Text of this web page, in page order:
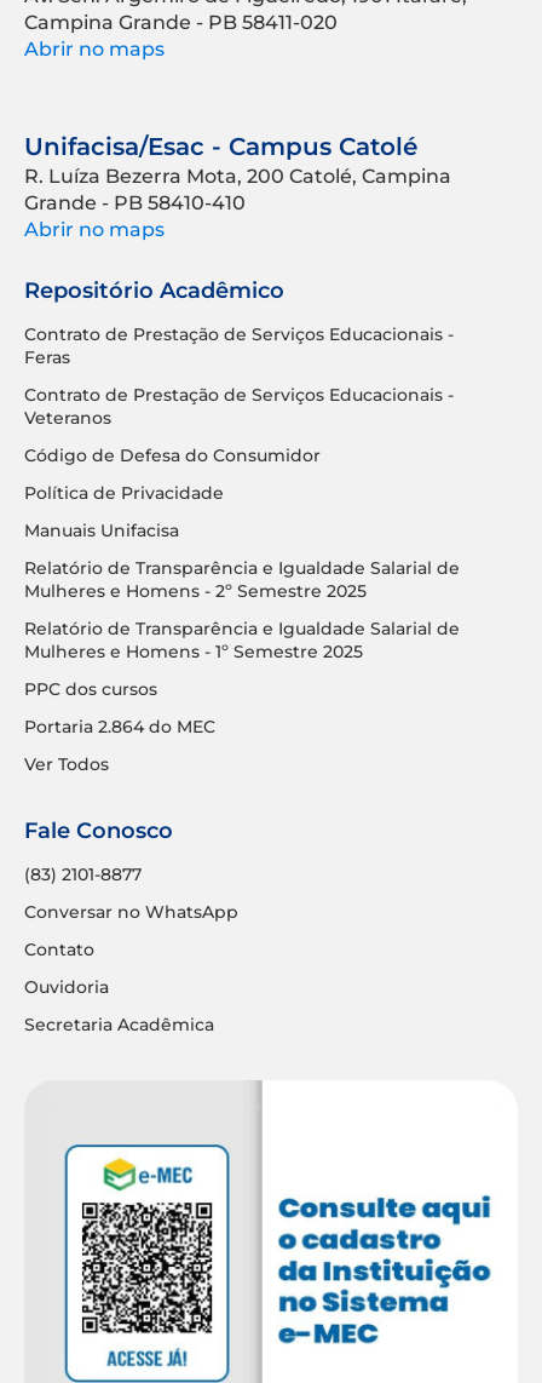
Campina Grande - PB 58411-020
Abrir no maps
Unifacisa/Esac - Campus Catolé
R. Luíza Bezerra Mota, 200 Catolé, Campina
Grande - PB 58410-410
Abrir no maps
Repositório Acadêmico
Contrato de Prestação de Serviços Educacionais -
Feras
Contrato de Prestação de Serviços Educacionais -
Veteranos
Código de Defesa do Consumidor
Política de Privacidade
Manuais Unifacisa
Relatório de Transparência e Igualdade Salarial de
Mulheres e Homens - 2º Semestre 2025
Relatório de Transparência e Igualdade Salarial de
Mulheres e Homens - 1º Semestre 2025
PPC dos cursos
Portaria 2.864 do MEC
Ver Todos
Fale Conosco
(83) 2101-8877
Conversar no WhatsApp
Contato
Ouvidoria
Secretaria Acadêmica